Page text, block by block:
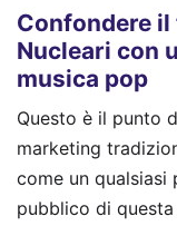
Confondere
Nucleari con
musica pop
Questo è il punto
marketing
come un qualsiasi
pubblico di